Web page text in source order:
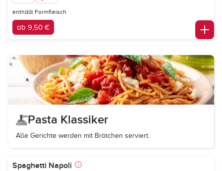
enthällt Formfleisch
ab 9,50 €
Pasta Klassiker
Alle Gerichte werden mit Brötchen serviert.
Spaghetti Napoli